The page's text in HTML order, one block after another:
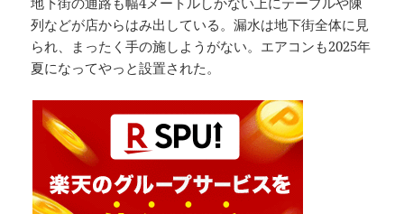
列などが店からはみ出している。漏水は地下街全体に見
られ、まったく手の施しようがない。エアコンも2025年
夏になってやっと設置された。